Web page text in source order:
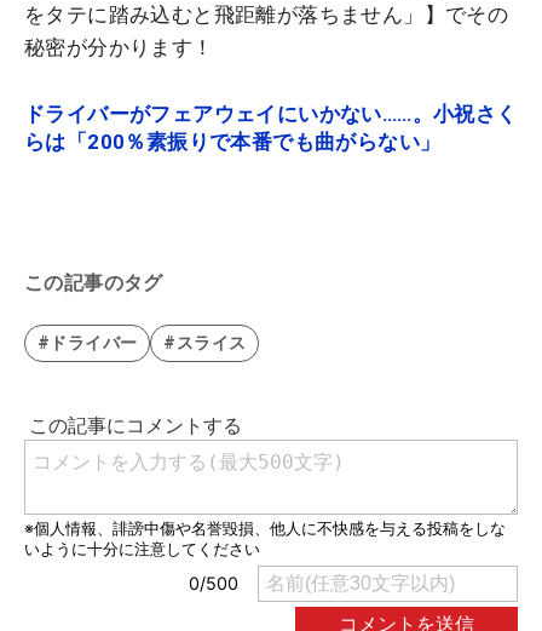
をタテに踏み込むと飛距離が落ちません」】でその
秘密が分かります！
ドライバーがフェアウェイにいかない……。小祝さく
らは「200％素振りで本番でも曲がらない」
この記事のタグ
#ドライバー #スライス